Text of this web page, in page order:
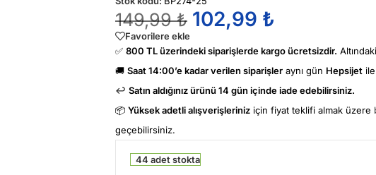
149,99₺ 102,99 ₺
Favorilere ekle
✅ 800 TL üzerindeki siparişlerde kargo ücretsizdir.
🚚 Saat 14:00’e kadar verilen siparişler aynı gün Hepsijet
↩️ Satın aldığınız ürünü 14 gün içinde iade edebilirsiniz.
📦 Yüksek adetli alışverişleriniz için fiyat teklifi almak üzere
geçebilirsiniz.
44 adet stokta